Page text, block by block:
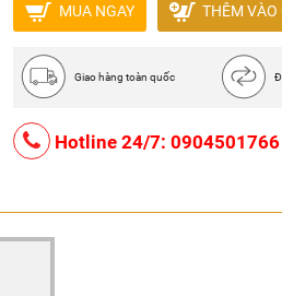
MUA NGAY THÊM VÀO
Giao hàng toàn quốc
Hotline 24/7: 0904501766